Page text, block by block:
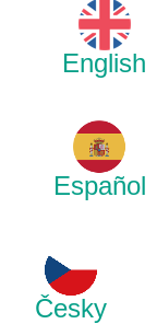
English
Español
Česky